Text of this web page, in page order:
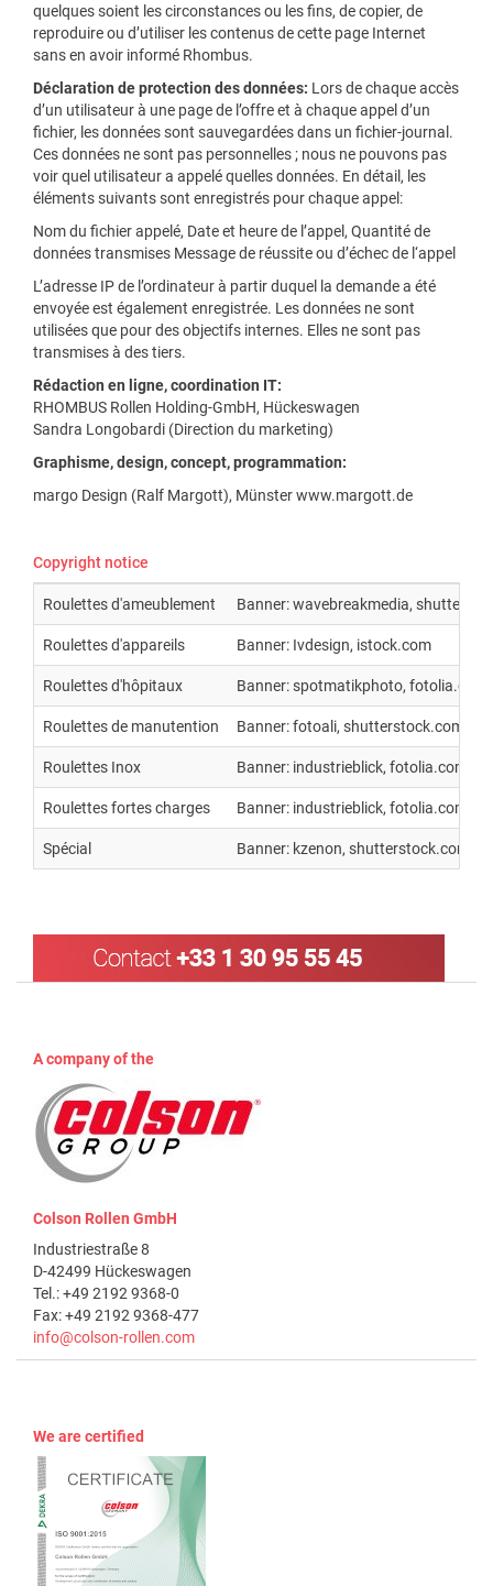
quelques soient les circonstances ou les fins, de copier, de
reproduire ou d’utiliser les contenus de cette page Internet
sans en avoir informé Rhombus.
Déclaration de protection des données: Lors de chaque accès
d’un utilisateur à une page de l’offre et à chaque appel d’un
fichier, les données sont sauvegardées dans un fichier-journal.
Ces données ne sont pas personnelles ; nous ne pouvons pas
voir quel utilisateur a appelé quelles données. En détail, les
éléments suivants sont enregistrés pour chaque appel:
Nom du fichier appelé, Date et heure de l’appel, Quantité de
données transmises Message de réussite ou d’échec de l‘appel
L’adresse IP de l’ordinateur à partir duquel la demande a été
envoyée est également enregistrée. Les données ne sont
utilisées que pour des objectifs internes. Elles ne sont pas
transmises à des tiers.
Rédaction en ligne, coordination IT:
RHOMBUS Rollen Holding-GmbH, Hückeswagen
Sandra Longobardi (Direction du marketing)
Graphisme, design, concept, programmation:
margo Design (Ralf Margott), Münster www.margott.de
Copyright notice
Roulettes d'ameublement Banner: wavebreakmedia,
Roulettes d'appareils Banner: Ivdesign, istock.com
Roulettes d'hôpitaux Banner: spotmatikphoto, fotolia.com
Roulettes de manutention Banner: fotoali, shutterstock.com
Roulettes Inox Banner: industrieblick, fotolia.com
Roulettes fortes charges Banner: industrieblick, fotolia.com
Spécial Banner: kzenon, shutterstock.com
A company of the
Colson Rollen GmbH
Industriestraße 8
D-42499 Hückeswagen
Tel.: +49 2192 9368-0
Fax: +49 2192 9368-477
info@colson-rollen.com
We are certified